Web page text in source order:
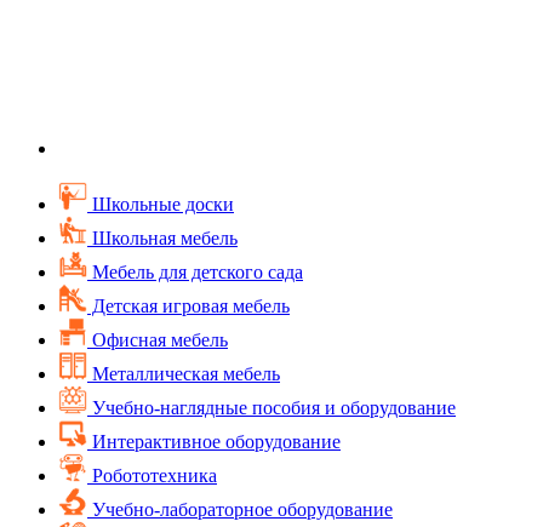
Школьные доски
Школьная мебель
Мебель для детского сада
Детская игровая мебель
Офисная мебель
Металлическая мебель
Учебно-наглядные пособия и оборудование
Интерактивное оборудование
Робототехника
Учебно-лабораторное оборудование